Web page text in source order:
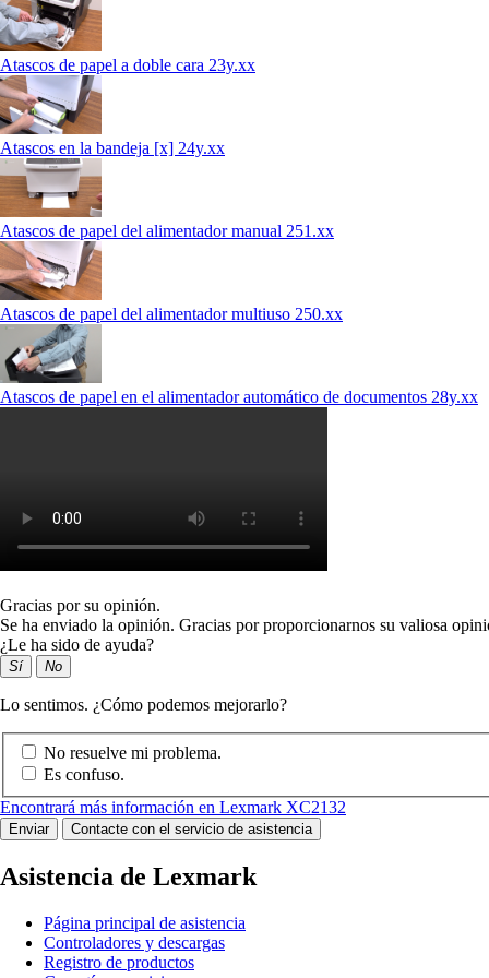
Atascos de papel a doble cara 23y.xx
Atascos en la bandeja [x] 24y.xx
Atascos de papel del alimentador manual 251.xx
Atascos de papel del alimentador multiuso 250.xx
Atascos de papel en el alimentador automático de documentos 28y.xx
Gracias por su opinión.
Se ha enviado la opinión. Gracias por proporcionarnos su valiosa
¿Le ha sido de ayuda?
Sí No
Lo sentimos. ¿Cómo podemos mejorarlo?
No resuelve mi problema.
Es confuso.
Encontrará más información en Lexmark XC2132
Enviar Contacte con el servicio de asistencia
Asistencia de Lexmark
Página principal de asistencia
Controladores y descargas
Registro de productos